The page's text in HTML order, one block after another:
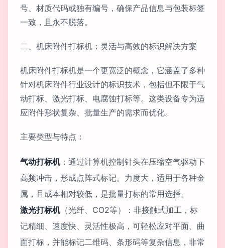
号、材质代码或独有编号，确保产品信息与包装标签
一致，且永不脱落。
二、机床附件打标机：灵活与高效的标识解决方案
机床附件打标机是一个更宽泛的概念，它涵盖了多种
针对机床附件行业设计的标识技术，包括但不限于气
动打标、激光打标、电腐蚀打标等。这类设备专为适
应附件形状复杂、批量生产的需求而优化。
主要类型与特点：
气动打标机：通过计算机控制针头在压缩空气驱动下
高频冲击，形成点阵式标记。力度大，适用于各种金
属，且成本相对较低，是批量打标的常用选择。
激光打标机（光纤、CO2等）：非接触式加工，标
记精细、速度快、灵活性极高，可轻松应对平面、曲
面打标，并能标记二维码、条形码等复杂信息，非常